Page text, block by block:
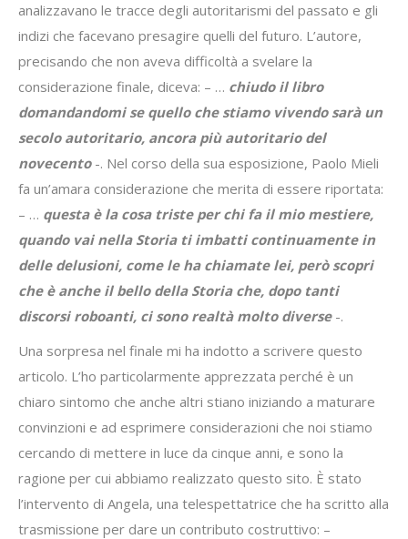
analizzavano le tracce degli autoritarismi del passato e gli
indizi che facevano presagire quelli del futuro. L’autore,
precisando che non aveva difficoltà a svelare la
considerazione finale, diceva: – … chiudo il libro
domandandomi se quello che stiamo vivendo sarà un
secolo autoritario, ancora più autoritario del
novecento-. Nel corso della sua esposizione, Paolo Mieli
fa un’amara considerazione che merita di essere riportata:
– … questa è la cosa triste per chi fa il mio mestiere,
quando vai nella Storia ti imbatti continuamente in
delle delusioni, come le ha chiamate lei, però scopri
che è anche il bello della Storia che, dopo tanti
discorsi roboanti, ci sono realtà molto diverse-.
Una sorpresa nel finale mi ha indotto a scrivere questo
articolo. L’ho particolarmente apprezzata perché è un
chiaro sintomo che anche altri stiano iniziando a maturare
convinzioni e ad esprimere considerazioni che noi stiamo
cercando di mettere in luce da cinque anni, e sono la
ragione per cui abbiamo realizzato questo sito. È stato
l’intervento di Angela, una telespettatrice che ha scritto alla
trasmissione per dare un contributo costruttivo: –